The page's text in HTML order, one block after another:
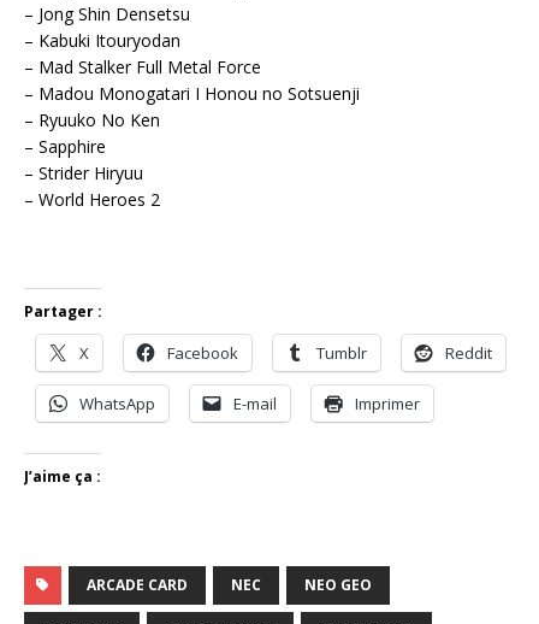
– Jong Shin Densetsu
– Kabuki Itouryodan
– Mad Stalker Full Metal Force
– Madou Monogatari I Honou no Sotsuenji
– Ryuuko No Ken
– Sapphire
– Strider Hiryuu
– World Heroes 2
Partager :
X Facebook Tumblr Reddit
WhatsApp E-mail Imprimer
J’aime ça :
ARCADE CARD NEC NEO GEO